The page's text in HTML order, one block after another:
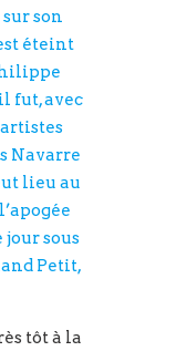
son
éteint
fut, avec
artistes
Navarre
lieu au
sous
Petit,
tôt à la